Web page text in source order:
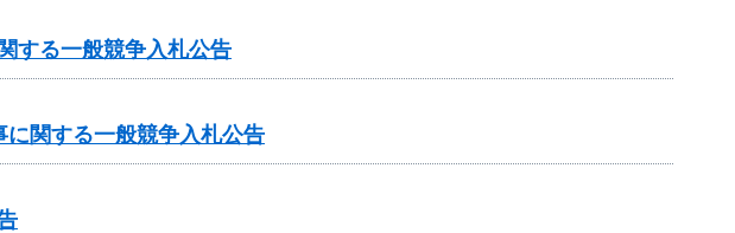
する一般競争入札公告
に関する一般競争入札公告